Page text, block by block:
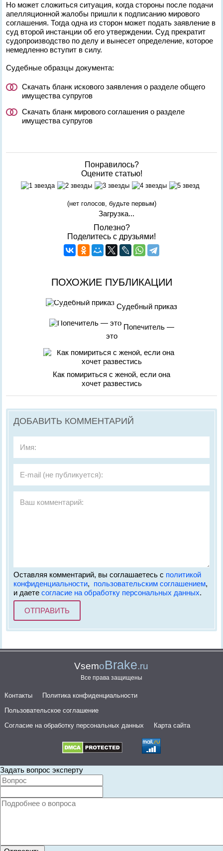
Но может сложиться ситуация, когда стороны после подачи
апелляционной жалобы пришли к подписанию мирового
соглашения. Тогда одна из сторон может подать заявление в
суд второй инстанции об его утверждении. Суд прекратит
судопроизводство по делу и вынесет определение, которое
немедленно вступит в силу.
Судебные образцы документа:
Скачать бланк искового заявления о разделе общего
имущества супругов
Скачать бланк мирового соглашения о разделе
имущества супругов
Понравилось?
Оцените статью!
(нет голосов, будьте первым)
Загрузка...
Полезно?
Поделитесь с друзьями!
ПОХОЖИЕ ПУБЛИКАЦИИ
Судебный приказ
Попечитель —
это
Как помириться с женой, если она
хочет развестись
ДОБАВИТЬ КОММЕНТАРИЙ
Оставляя комментарий, вы соглашаетесь с политикой
конфиденциальности, пользовательским соглашением,
и даетесогласие на обработку персональных данных.
VsemoBrake.ru
Все права защищены
Контакты
Политика конфиденциальности
Пользовательское соглашение
Согласие на обработку персональных данных
Карта сайта
Задать вопрос эксперту